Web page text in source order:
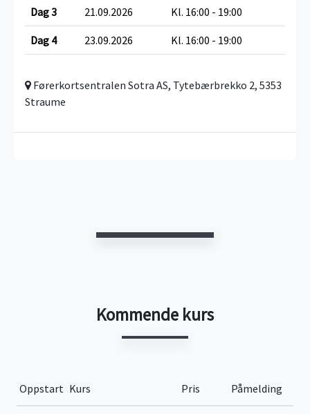
Dag 3 21.09.2026 Kl. 16:00 - 19:00
Dag 4 23.09.2026 Kl. 16:00 - 19:00
Førerkortsentralen Sotra AS, Tytebærbrekko 2, 5353
Straume
Kommende kurs
Oppstart Kurs Pris Påmelding